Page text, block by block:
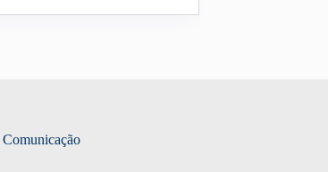
Comunicação